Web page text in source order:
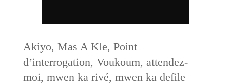
Akiyo, Mas A Kle, Point
d’interrogation, Voukoum, attendez-
moi, mwen ka rivé, mwen ka defile